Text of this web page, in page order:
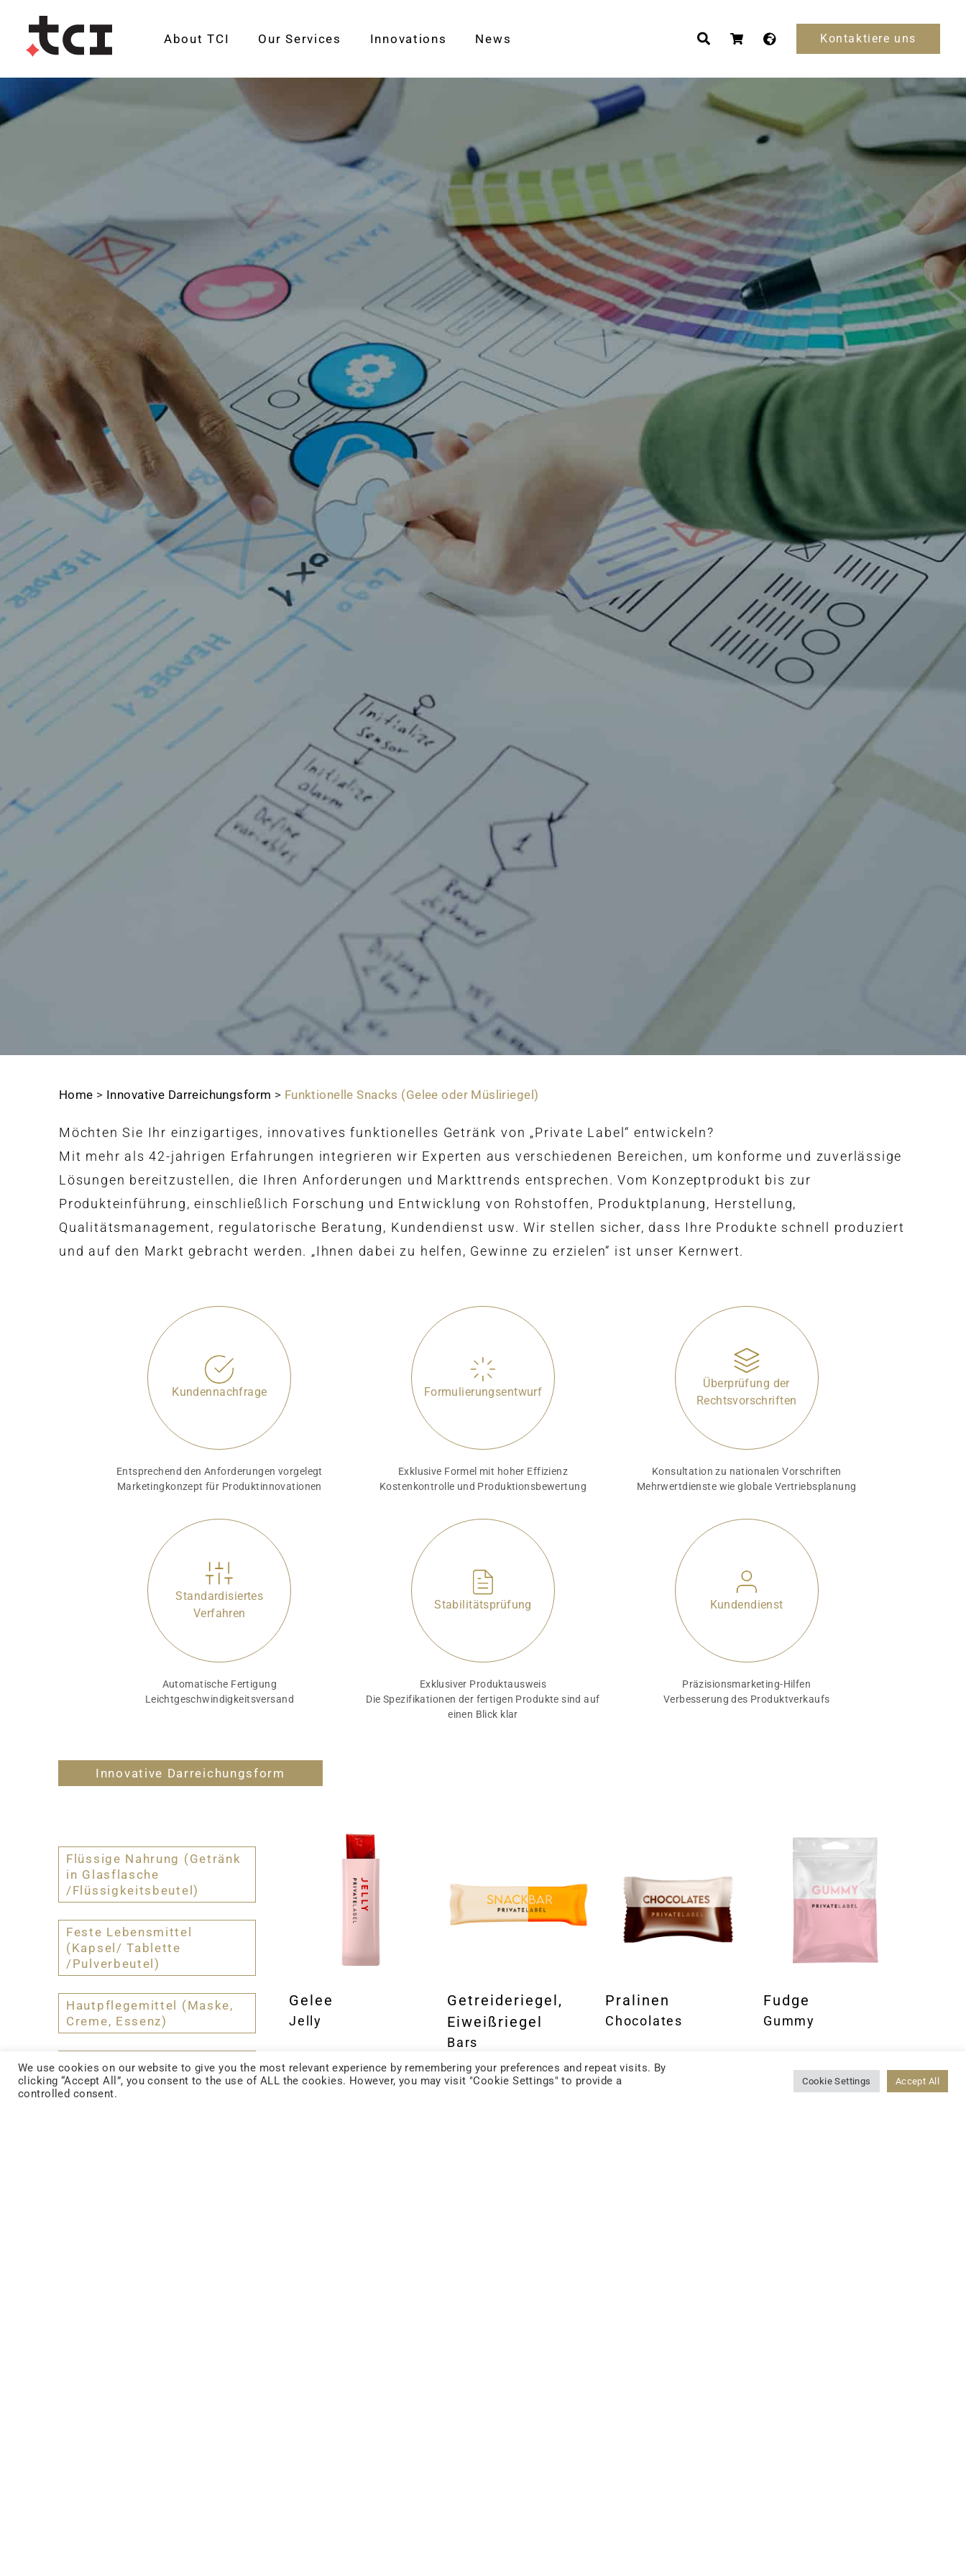
About TCI Our Services Innovations News Kontaktiere uns
Home > Innovative Darreichungsform > Funktionelle Snacks (Gelee oder Müsliriegel)
Möchten Sie Ihr einzigartiges, innovatives funktionelles Getränk von „Private Label“ entwickeln?
Mit mehr als 42-jahrigen Erfahrungen integrieren wir Experten aus verschiedenen Bereichen, um konforme und zuverlässige
Lösungen bereitzustellen, die Ihren Anforderungen und Markttrends entsprechen. Vom Konzeptprodukt bis zur
Produkteinführung, einschließlich Forschung und Entwicklung von Rohstoffen, Produktplanung, Herstellung,
Qualitätsmanagement, regulatorische Beratung, Kundendienst usw. Wir stellen sicher, dass Ihre Produkte schnell produziert
und auf den Markt gebracht werden. „Ihnen dabei zu helfen, Gewinne zu erzielen“ ist unser Kernwert.
Kundennachfrage
Entsprechend den Anforderungen vorgelegt
Marketingkonzept für Produktinnovationen
Formulierungsentwurf
Exklusive Formel mit hoher Effizienz
Kostenkontrolle und Produktionsbewertung
Überprüfung der
Rechtsvorschriften
Konsultation zu nationalen Vorschriften
Mehrwertdienste wie globale Vertriebsplanung
Standardisiertes
Verfahren
Automatische Fertigung
Leichtgeschwindigkeitsversand
Stabilitätsprüfung
Exklusiver Produktausweis
Die Spezifikationen der fertigen Produkte sind auf
einen Blick klar
Kundendienst
Präzisionsmarketing-Hilfen
Verbesserung des Produktverkaufs
Innovative Darreichungsform
Flüssige Nahrung (Getränk
in Glasflasche
/Flüssigkeitsbeutel)
Feste Lebensmittel
(Kapsel/ Tablette
/Pulverbeutel)
Hautpflegemittel (Maske,
Creme, Essenz)
Funktionelle tägliche
Notwendigkeiten
(Epidemieprävention und
Gelee
Jelly
Getreideriegel,
Eiweißriegel
Bars
Pralinen
Chocolates
Fudge
Gummy
We use cookies on our website to give you the most relevant experience by remembering your preferences and repeat visits. By
clicking “Accept All”, you consent to the use of ALL the cookies. However, you may visit "Cookie Settings" to provide a
controlled consent.
Cookie Settings Accept All